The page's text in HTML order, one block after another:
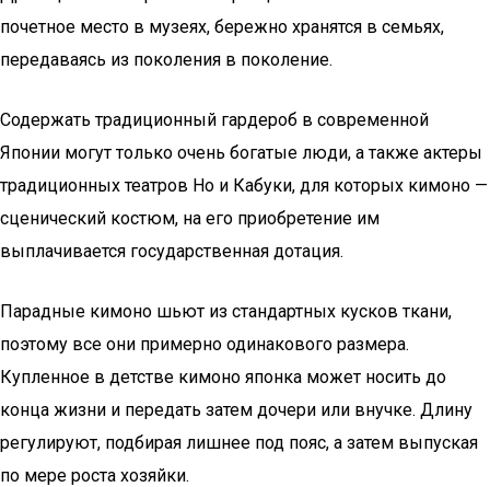
почетное место в музеях, бережно хранятся в семьях,
передаваясь из поколения в поколение.
Содержать традиционный гардероб в современной
Японии могут только очень богатые люди, а также актеры
традиционных театров Но и Кабуки, для которых кимоно —
сценический костюм, на его приобретение им
выплачивается государственная дотация.
Парадные кимоно шьют из стандартных кусков ткани,
поэтому все они примерно одинакового размера.
Купленное в детстве кимоно японка может носить до
конца жизни и передать затем дочери или внучке. Длину
регулируют, подбирая лишнее под пояс, а затем выпуская
по мере роста хозяйки.